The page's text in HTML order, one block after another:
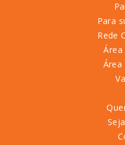
Para
Rede